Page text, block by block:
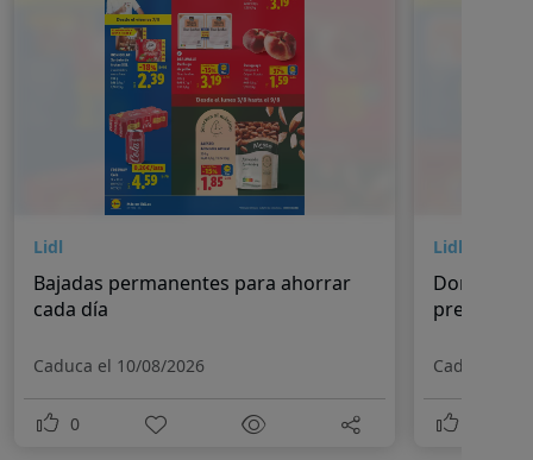
Lidl
Bajadas permanentes para ahorrar
cada día
Caduca el 10/08/2026
0
Lidl
Donde la
precio
Caduca el